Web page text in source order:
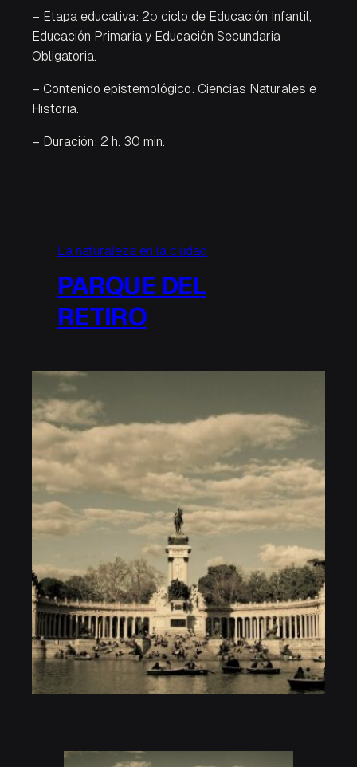
– Etapa educativa: 2º ciclo de Educación Infantil,
Educación Primaria y Educación Secundaria
Obligatoria.
– Contenido epistemológico: Ciencias Naturales e
Historia.
– Duración: 2 h. 30 min.
La naturaleza en la ciudad
PARQUE DEL
RETIRO